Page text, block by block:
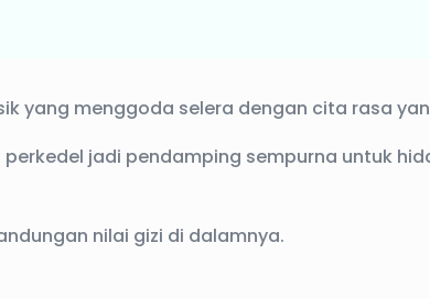
yang menggoda selera dengan cita rasa
jadi pendamping sempurna untuk
nilai gizi di dalamnya.